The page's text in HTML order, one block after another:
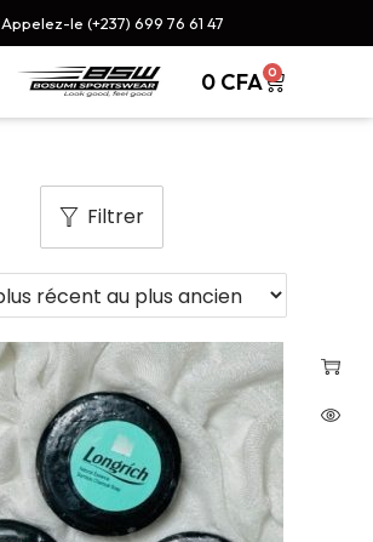
Appelez-le (+237) 699 76 61 47
0 CFA 0
Filtrer